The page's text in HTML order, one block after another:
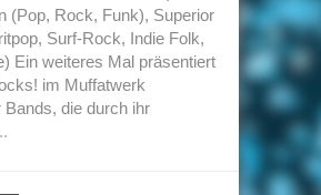
(Pop, Rock, Funk), Superior
Surf-Rock, Indie Folk,
Ein weiteres Mal präsentiert
im Muffatwerk
Bands, die durch ihr